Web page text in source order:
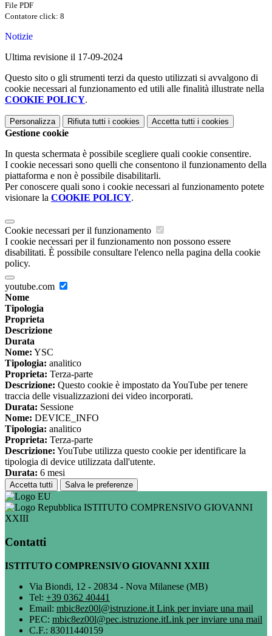
File PDF
Contatore click: 8
Notizie
Ultima revisione il 17-09-2024
Questo sito o gli strumenti terzi da questo utilizzati si avvalgono di
cookie necessari al funzionamento ed utili alle finalità illustrate nella
COOKIE POLICY.
Personalizza Rifiuta tutti i cookies Accetta tutti i cookies
Gestione cookie
In questa schermata è possibile scegliere quali cookie consentire.
I cookie necessari sono quelli che consentono il funzionamento della
piattaforma e non è possibile disabilitarli.
Per conoscere quali sono i cookie necessari al funzionamento potete
visionare la COOKIE POLICY.
Cookie necessari per il funzionamento
I cookie necessari per il funzionamento non possono essere
disabilitati. È possibile consultare l'elenco nella pagina della cookie
policy.
youtube.com
Nome
Tipologia
Proprieta
Descrizione
Durata
Nome: YSC
Tipologia: analitico
Proprieta: Terza-parte
Descrizione: Questo cookie è impostato da YouTube per tenere
traccia delle visualizzazioni dei video incorporati.
Durata: Sessione
Nome: DEVICE_INFO
Tipologia: analitico
Proprieta: Terza-parte
Descrizione: YouTube utilizza questo cookie per identificare la
tipologia di device utilizzata dall'utente.
Durata: 6 mesi
Accetta tutti Salva le preferenze
ISTITUTO COMPRENSIVO GIOVANNI
XXIII
Contatti
ISTITUTO COMPRENSIVO GIOVANNI XXIII
Via Biondi, 12 - 20834 - Nova Milanese (MB)
Tel: +39 0362 40441
Email: mbic8ez00l@istruzione.it Link per inviare una mail
PEC: mbic8ez00l@pec.istruzione.itLink per inviare una mail
C.F.: 83011440159